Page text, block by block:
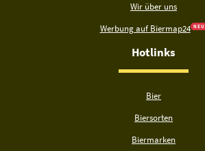
Wir über uns
Werbung auf Biermap24 N E U
Hotlinks
Bier
Biersorten
Biermarken